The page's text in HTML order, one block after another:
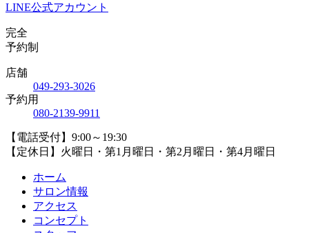
LINE公式アカウント
完全
予約制
店舗
049-293-3026
予約用
080-2139-9911
【電話受付】9:00～19:30
【定休日】火曜日・第1月曜日・第2月曜日・第4月曜日
ホーム
サロン情報
アクセス
コンセプト